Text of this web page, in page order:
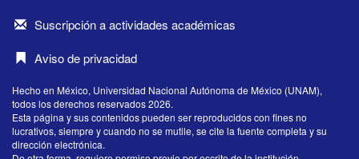
Suscripción a actividades académicas
Aviso de privacidad
Hecho en México, Universidad Nacional Autónoma de México (UNAM),
todos los derechos reservados 2026.
Esta página y sus contenidos pueden ser reproducidos con fines no
lucrativos, siempre y cuando no se mutile, se cite la fuente completa y su
dirección electrónica.